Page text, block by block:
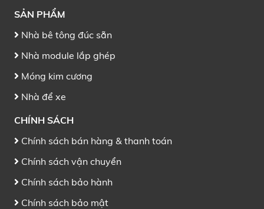
SẢN PHẨM
Nhà bê tông đúc sẵn
Nhà module lắp ghép
Móng kim cương
Nhà để xe
CHÍNH SÁCH
Chính sách bán hàng & thanh toán
Chính sách vận chuyển
Chính sách bảo hành
Chính sách bảo mật